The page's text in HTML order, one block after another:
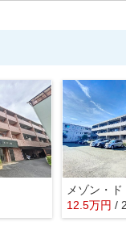
12.5万円 /